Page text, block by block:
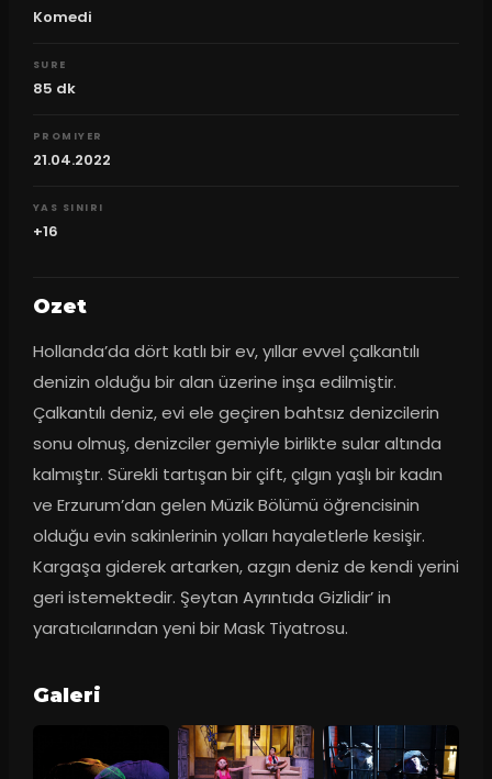
Komedi
SURE
85 dk
PROMIYER
21.04.2022
YAS SINIRI
+16
Ozet
Hollanda’da dört katlı bir ev, yıllar evvel çalkantılı
denizin olduğu bir alan üzerine inşa edilmiştir.
Çalkantılı deniz, evi ele geçiren bahtsız denizcilerin
sonu olmuş, denizciler gemiyle birlikte sular altında
kalmıştır. Sürekli tartışan bir çift, çılgın yaşlı bir kadın
ve Erzurum’dan gelen Müzik Bölümü öğrencisinin
olduğu evin sakinlerinin yolları hayaletlerle kesişir.
Kargaşa giderek artarken, azgın deniz de kendi yerini
geri istemektedir. Şeytan Ayrıntıda Gizlidir’ in
yaratıcılarından yeni bir Mask Tiyatrosu.
Galeri